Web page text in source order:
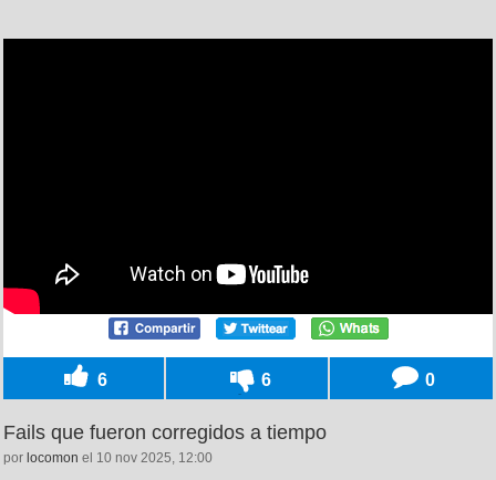
6 6 0
Fails que fueron corregidos a tiempo
por locomon el 10 nov 2025, 12:00